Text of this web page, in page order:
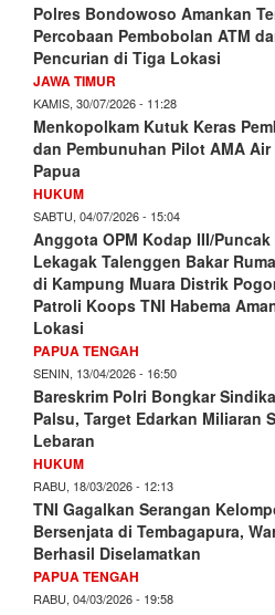
Polres Bondowoso Amankan
Percobaan Pembobolan ATM
Pencurian di Tiga Lokasi
JAWA TIMUR
KAMIS, 30/07/2026 - 11:28
Menkopolkam Kutuk Keras
dan Pembunuhan Pilot AMA Air
Papua
HUKUM
SABTU, 04/07/2026 - 15:04
Anggota OPM Kodap III/
Lekagak Talenggen Bakar
di Kampung Muara Distrik
Patroli Koops TNI Habema
Lokasi
PAPUA TENGAH
SENIN, 13/04/2026 - 16:50
Bareskrim Polri Bongkar
Palsu, Target Edarkan Miliaran
Lebaran
HUKUM
RABU, 18/03/2026 - 12:13
TNI Gagalkan Serangan
Bersenjata di Tembagapura,
Berhasil Diselamatkan
PAPUA TENGAH
RABU, 04/03/2026 - 19:58